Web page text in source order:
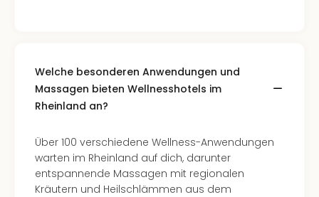
Welche besonderen Anwendungen und
Massagen bieten Wellnesshotels im
Rheinland an?
Über 100 verschiedene Wellness-Anwendungen
warten im Rheinland auf dich, darunter
entspannende Massagen mit regionalen
Kräutern und Heilschlämmen aus dem